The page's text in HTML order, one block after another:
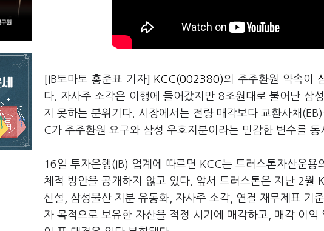
[IB토마토 홍준표 기자] KCC(002380)의 주주환원 약속이
다. 자사주 소각은 이행에 들어갔지만 8조원대로 불어난 삼
지 못하는 분위기다. 시장에서는 전량 매각보다 교환사채
C가 주주환원 요구와 삼성 우호지분이라는 민감한 변수를
16일 투자은행(IB) 업계에 따르면 KCC는 트러스톤자산운
체적 방안을 공개하지 않고 있다. 앞서 트러스톤은 지난 2월
신설, 삼성물산 지분 유동화, 자사주 소각, 연결 재무제표 기
자 목적으로 보유한 자산을 적정 시기에 매각하고, 매각 이